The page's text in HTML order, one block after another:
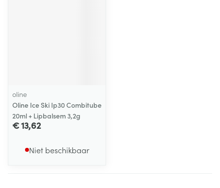
oline
Oline Ice Ski Ip30 Combitube
20ml + Lipbalsem 3,2g
€ 13,62
Niet beschikbaar